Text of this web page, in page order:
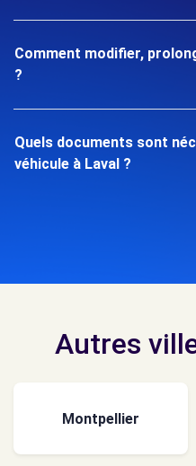
Comment modifier,
?
Quels documents sont
véhicule à Laval ?
Autres
Montpellier